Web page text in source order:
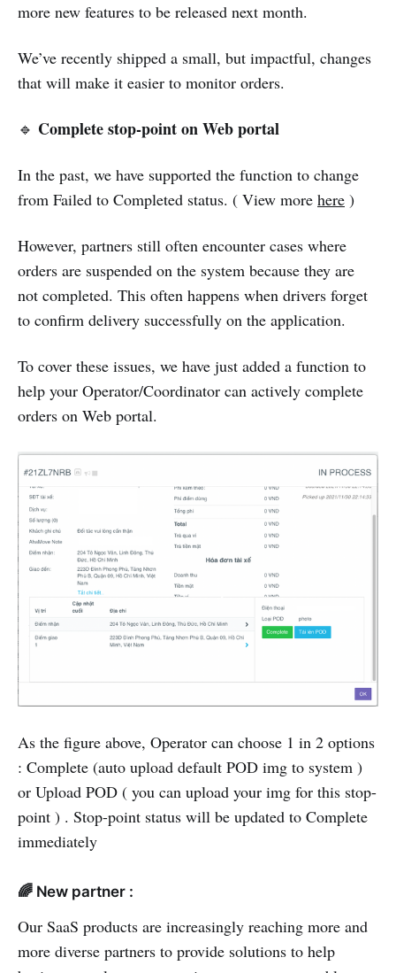
more new features to be released next month.
We’ve recently shipped a small, but impactful, changes
that will make it easier to monitor orders.
🔹 Complete stop-point on Web portal
In the past, we have supported the function to change
from Failed to Completed status. ( View more here )
However, partners still often encounter cases where
orders are suspended on the system because they are
not completed. This often happens when drivers forget
to confirm delivery successfully on the application.
To cover these issues, we have just added a function to
help your Operator/Coordinator can actively complete
orders on Web portal.
As the figure above, Operator can choose 1 in 2 options
: Complete (auto upload default POD img to system )
or Upload POD ( you can upload your img for this stop-
point ) . Stop-point status will be updated to Complete
immediately
🌈 New partner :
Our SaaS products are increasingly reaching more and
more diverse partners to provide solutions to help